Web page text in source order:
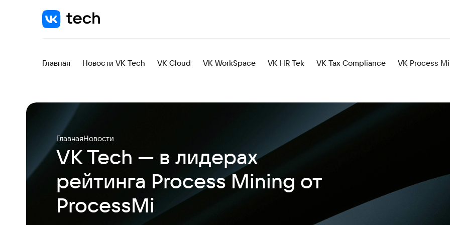
Главная Новости VK Tech VK Cloud VK WorkSpace VK HR Tek VK Tax Compliance VK Process
ГлавнаяНовости
VK Tech — в лидерах
рейтинга Process Mining от
ProcessMi